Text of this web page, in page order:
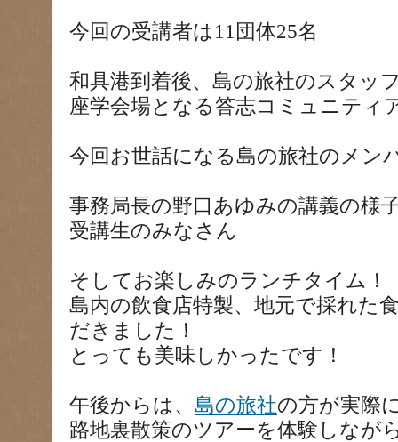
今回の受講者は11団体25名
和具港到着後、島の旅社のスタッ
座学会場となる答志コミュニティ
今回お世話になる島の旅社のメン
事務局長の野口あゆみの講義の様
受講生のみなさん
そしてお楽しみのランチタイム！
島内の飲食店特製、地元で採れた
だきました！
とっても美味しかったです！
午後からは、 島の旅社の方が実際
路地裏散策のツアーを体験しなが